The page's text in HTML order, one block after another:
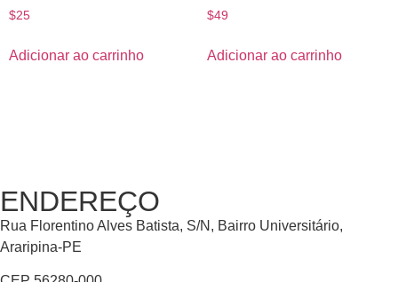
$25
Adicionar ao carrinho
$49
Adicionar ao carrinho
ENDEREÇO
Rua Florentino Alves Batista, S/N, Bairro Universitário,
Araripina-PE